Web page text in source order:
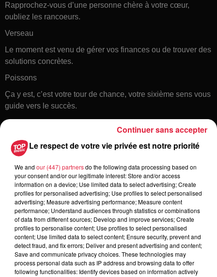
Rapprochez-vous d’une personne chère à votre cœur,
oubliez les rancoeurs.
Verseau
Le moment est venu de gérer vos finances ou de trouver des
solutions concrètes.
Poissons
Ça y est, c’est votre tour de chance, votre sixième sens vous
guide vers le succès.
Toute l'actu
6 août 2026
À Hoerdt, de l’eau brune sort des
robinets
Le respect de votre vie privée est notre priorité
We and our (447) partnersdo the following data processing based on
your consent and/or our legitimate interest: Store and/or access
information on a device; Use limited data to select advertising; Create
profiles for personalised advertising; Use profiles to select personalised
advertising; Measure advertising performance; Measure content
performance; Understand audiences through statistics or combinations
of data from different sources; Develop and improve services; Create
profiles to personalise content; Use profiles to select personalised
content; Use limited data to select content; Ensure security, prevent and
detect fraud, and fix errors; Deliver and present advertising and content;
Save and communicate privacy choices. These technologies may
process personal data such as IP address and browsing data to offer
following functionalities: Identify devices based on information actively
Continuer sans accepter